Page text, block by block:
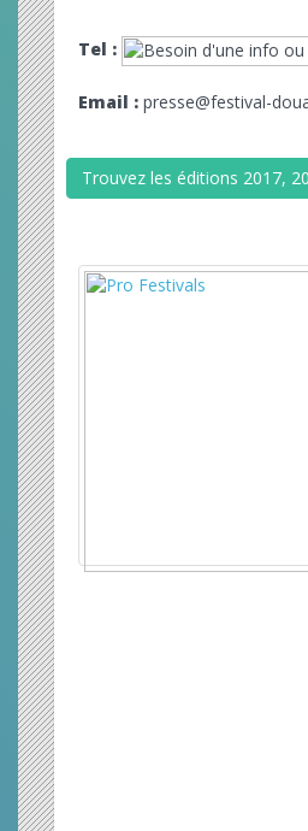
Tel :
Email : presse@festival-
Trouvez les éditions 2017,